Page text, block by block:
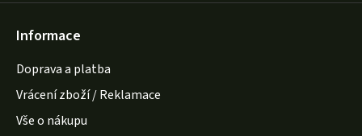
Informace
Doprava a platba
Vrácení zboží / Reklamace
Vše o nákupu